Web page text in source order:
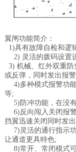
翼闸功能简介：
1)具有故障自检和逻
2) 灵活的拨码设置
3) 机械、红外双重
或反弹，同时发出报
4)多种模式报警功
等;
5)防冲功能，在没
6)反向闯入关闭报警
挡翼迅速关闭同时发
7)灵活的通行指示功
让通道更具特色;
8)常开、常闭模式